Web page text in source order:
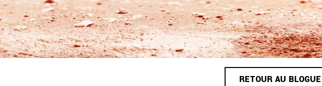
RETOUR AU BLOGUE